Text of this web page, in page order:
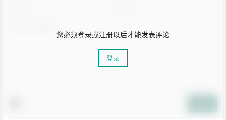
您必须登录或注册以后才能发表评论
登录